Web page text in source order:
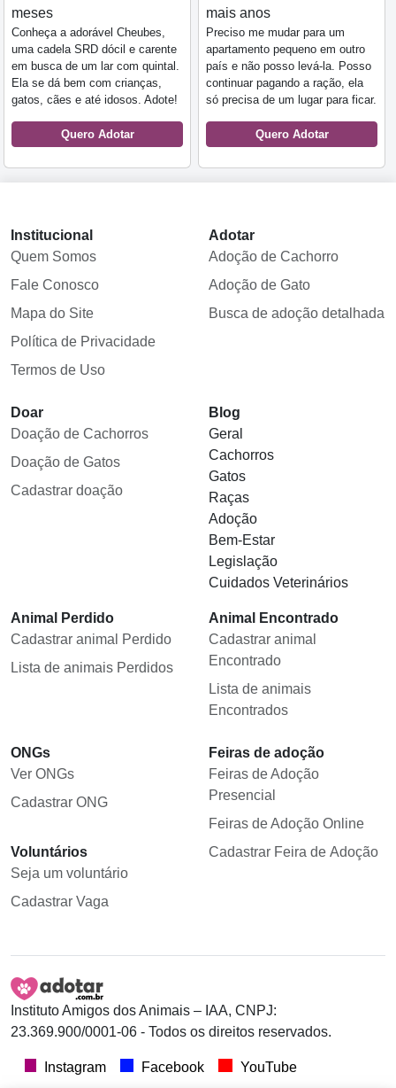
meses
Conheça a adorável Cheubes,
uma cadela SRD dócil e carente
em busca de um lar com quintal.
Ela se dá bem com crianças,
gatos, cães e até idosos. Adote!
Quero Adotar
mais anos
Preciso me mudar para um
apartamento pequeno em outro
país e não posso levá-la. Posso
continuar pagando a ração, ela
só precisa de um lugar para ficar.
Quero Adotar
Institucional
Quem Somos
Fale Conosco
Mapa do Site
Política de Privacidade
Termos de Uso
Adotar
Adoção de Cachorro
Adoção de Gato
Busca de adoção detalhada
Doar
Doação de Cachorros
Doação de Gatos
Cadastrar doação
Blog
Geral
Cachorros
Gatos
Raças
Adoção
Bem-Estar
Legislação
Cuidados Veterinários
Animal Perdido
Cadastrar animal Perdido
Lista de animais Perdidos
Animal Encontrado
Cadastrar animal
Encontrado
Lista de animais
Encontrados
ONGs
Ver ONGs
Cadastrar ONG
Voluntários
Seja um voluntário
Cadastrar Vaga
Feiras de adoção
Feiras de Adoção
Presencial
Feiras de Adoção Online
Cadastrar Feira de Adoção
Instituto Amigos dos Animais – IAA, CNPJ:
23.369.900/0001-06 - Todos os direitos reservados.
Instagram Facebook YouTube